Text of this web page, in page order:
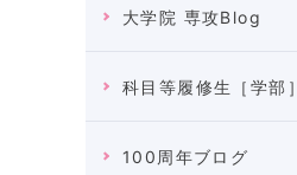
大学院 専攻Blog
科目等履修生［学部］
100周年ブログ